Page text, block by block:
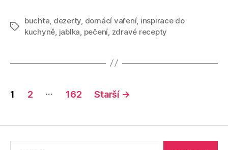
Štítky
buchta, dezerty, domácí vaření, inspirace do
kuchyně, jablka, pečení, zdravé recepty
Stránkování
1 2 … 162 Starší →